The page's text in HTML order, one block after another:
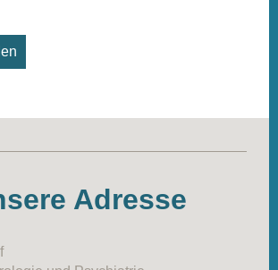
Adresse